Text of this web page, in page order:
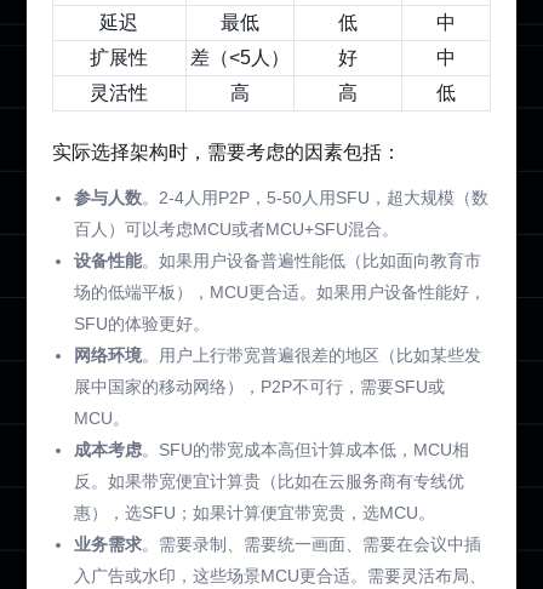
延迟 最低 低
中
扩展性
差（<5人） 好
中
灵活性
高 高 低
实际选择架构时，需要考虑的因素包括：
参与人数。2-4人用P2P，5-50人用SFU，超大规模（数
百人）可以考虑MCU或者MCU+SFU混合。
设备性能。如果用户设备普遍性能低（比如面向教育市
场的低端平板），MCU更合适。如果用户设备性能好，
SFU的体验更好。
网络环境。用户上行带宽普遍很差的地区（比如某些发
展中国家的移动网络），P2P不可行，需要SFU或
MCU。
成本考虑。SFU的带宽成本高但计算成本低，MCU相
反。如果带宽便宜计算贵（比如在云服务商有专线优
惠），选SFU；如果计算便宜带宽贵，选MCU。
业务需求。需要录制、需要统一画面、需要在会议中插
入广告或水印，这些场景MCU更合适。需要灵活布局、